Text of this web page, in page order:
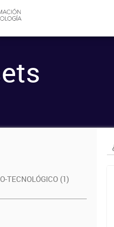
TECNOLÓGICO (1)